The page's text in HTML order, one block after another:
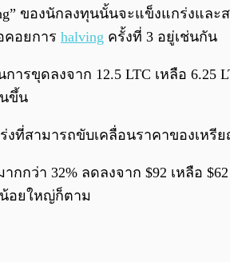
ของนักลงทุนนั้นจะแข็งแกร่งแล
คอยการ halving ครั้งที่ 3 อยู่เช่นกัน
ารขุดลงจาก 12.5 LTC เหลือ
ขึ้น
งที่สามารถขับเคลื่อนราคาของเห
กกว่า 32% ลดลงจาก $92 เหลือ
อยใหญ่ก็ตาม